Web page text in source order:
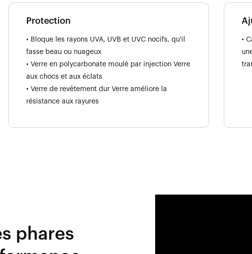
Protection
• Bloque les rayons UVA, UVB et UVC nocifs, qu'il
fasse beau ou nuageux
• Verre en polycarbonate moulé par injection Verre
aux chocs et aux éclats
• Verre de revêtement dur Verre améliore la
résistance aux rayures
•
phares